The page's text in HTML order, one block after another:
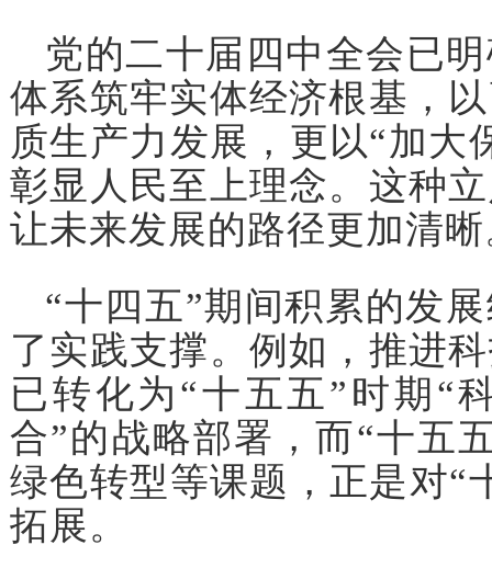
党的二十届四中全会已
体系筑牢实体经济根基，
质生产力发展，更以“加大
彰显人民至上理念。这种
让未来发展的路径更加清
“十四五”期间积累的发
了实践支撑。例如，推进
已转化为“十五五”时期“
合”的战略部署，而“十五
绿色转型等课题，正是对“
拓展。